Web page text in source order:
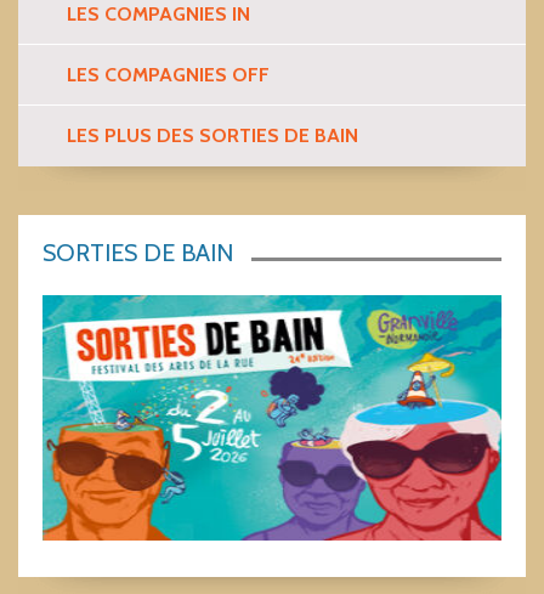
LES COMPAGNIES IN
LES COMPAGNIES OFF
LES PLUS DES SORTIES DE BAIN
SORTIES DE BAIN